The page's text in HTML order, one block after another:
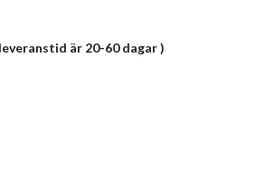
är 20-60 dagar )